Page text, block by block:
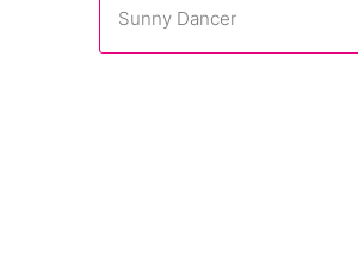
Sunny Dancer